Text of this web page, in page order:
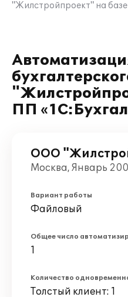
"Жилстройпроект" на
ПП
ООО
Москва, Январь
Вариант работы
Файловый
Общее число
1
Количество
Толстый клиент: 1